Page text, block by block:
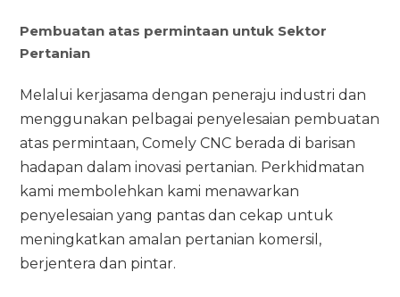
Pembuatan atas permintaan untuk Sektor
Pertanian
Melalui kerjasama dengan peneraju industri dan
menggunakan pelbagai penyelesaian pembuatan
atas permintaan, Comely CNC berada di barisan
hadapan dalam inovasi pertanian. Perkhidmatan
kami membolehkan kami menawarkan
penyelesaian yang pantas dan cekap untuk
meningkatkan amalan pertanian komersil,
berjentera dan pintar.